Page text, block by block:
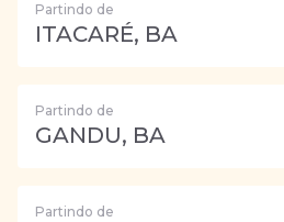
Partindo de
ITACARÉ, BA
Partindo de
GANDU, BA
Partindo de